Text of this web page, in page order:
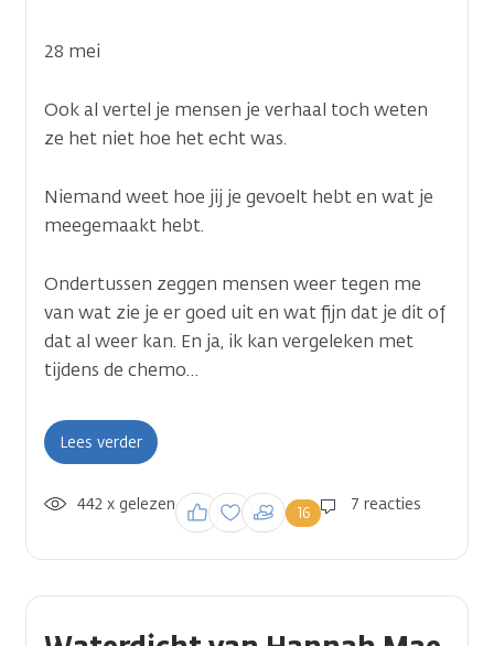
28 mei
Ook al vertel je mensen je verhaal toch weten
ze het niet hoe het echt was.
Niemand weet hoe jij je gevoelt hebt en wat je
meegemaakt hebt.
Ondertussen zeggen mensen weer tegen me
van wat zie je er goed uit en wat fijn dat je dit of
dat al weer kan. En ja, ik kan vergeleken met
tijdens de chemo…
Lees verder
7 reacties
16
Inloggen om een
reactie te plaatsen
442 x gelezen